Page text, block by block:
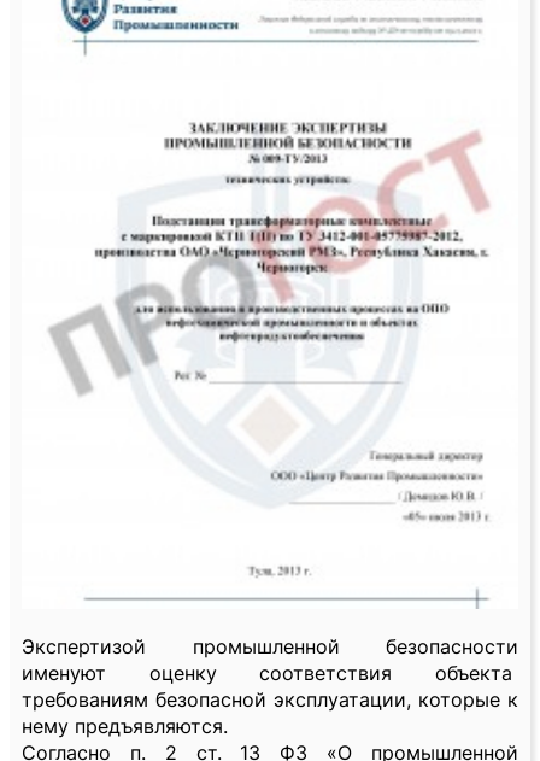
Экспертизой промышленной безопасности
именуют оценку соответствия объекта
требованиям безопасной эксплуатации, которые к
нему предъявляются.
Согласно п. 2 ст. 13 ФЗ «О промышленной